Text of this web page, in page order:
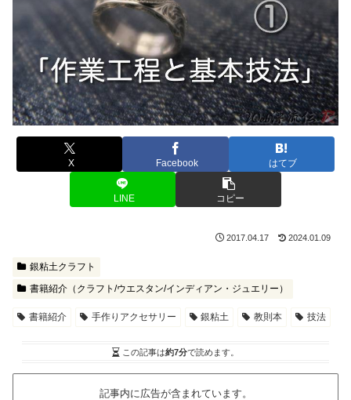
X Facebook はてブ
LINE コピー
2017.04.17 2024.01.09
銀粘土クラフト
書籍紹介（クラフト/ウエスタン/インディアン・ジュエリー）
書籍紹介 手作りアクセサリー 銀粘土 教則本 技法
この記事は約7分で読めます。
記事内に広告が含まれています。